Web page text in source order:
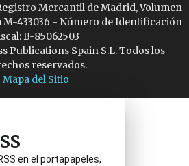
Mercantil de Madrid, Volumen
M-433036 - Número de Identificación
B-85062503
Publications Spain S.L. Todos los
reservados.
Mapa del Sitio
en el portapapeles,